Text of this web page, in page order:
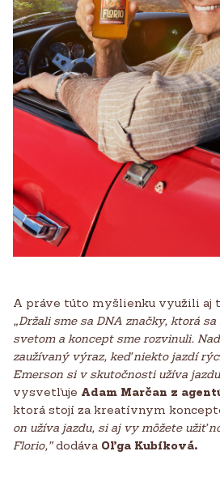
A práve túto myšlienku využili aj
„Držali sme sa DNA značky, ktorá
svetom a koncept sme rozvinuli.
zaužívaný výraz, keď niekto jazdí
Emerson si v skutočnosti užíva
vysvetľuje Adam Marčan z
ktorá stojí za kreatívnym
on užíva jazdu, si aj vy môžete užiť
Florio,”dodáva Oľga Kubíková.